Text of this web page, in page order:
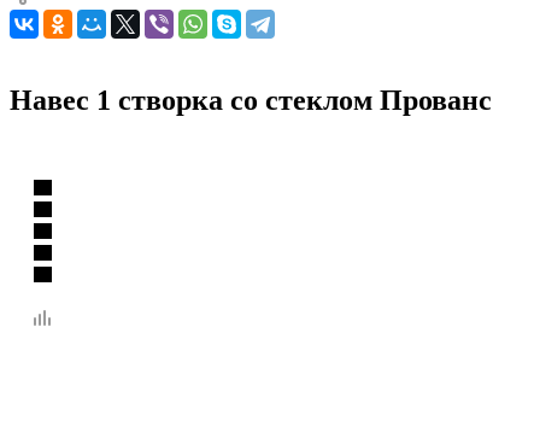
Навес 1 створка со стеклом Прованс